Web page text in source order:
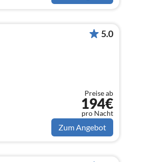
5.0
Preise ab
194€
pro Nacht
Zum Angebot